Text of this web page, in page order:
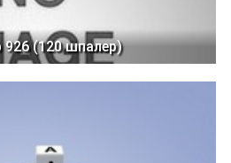
926 (120 шпалер)